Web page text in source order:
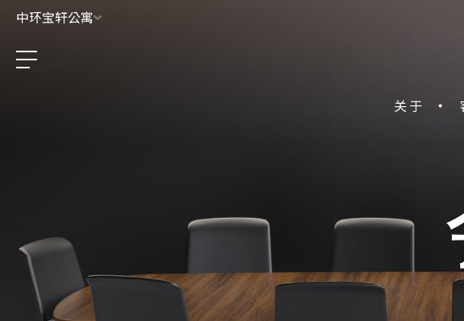
中环宝轩公寓
关于